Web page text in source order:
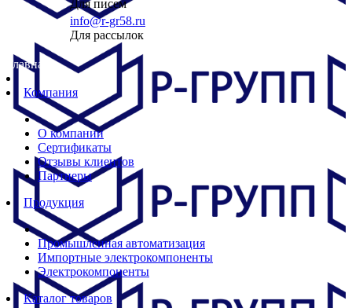
Для писем
info@r-gr58.ru
Для рассылок
Главная
Компания
О компании
Сертификаты
Отзывы клиентов
Партнеры
Продукция
Промышленная автоматизация
Импортные электрокомпоненты
Электрокомпоненты
Каталог товаров